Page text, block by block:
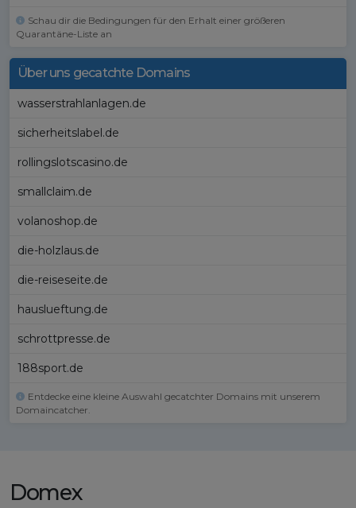
Schau dir die Bedingungen für den Erhalt einer größeren
Quarantäne-Liste an
Über uns gecatchte Domains
wasserstrahlanlagen.de
sicherheitslabel.de
rollingslotscasino.de
smallclaim.de
volanoshop.de
die-holzlaus.de
die-reiseseite.de
hauslueftung.de
schrottpresse.de
188sport.de
Entdecke eine kleine Auswahl gecatchter Domains mit unserem
Domaincatcher.
Domex